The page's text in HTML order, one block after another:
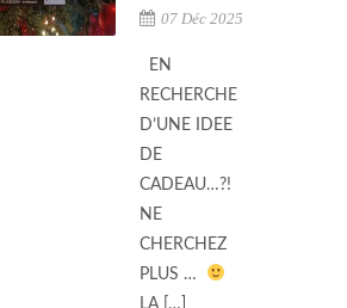
07 Déc 2025
EN
RECHERCHE
D’UNE IDEE
DE
CADEAU…?!
NE
CHERCHEZ
PLUS …
LA […]